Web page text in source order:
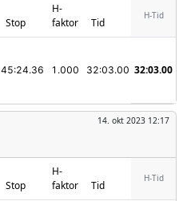
Stop
H-
faktor
Tid
H-Tid
45:24.36 1.000 32:03.00 32:03.00
14. okt 2023 12:17
Stop
H-
faktor
Tid
H-Tid